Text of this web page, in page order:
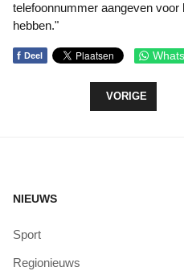
telefoonnummer aangeven
hebben."
f Deel
VORIG
VORIGE
NIEUWS
Sport
Regionieuws